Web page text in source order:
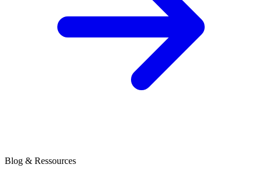
Blog & Ressources